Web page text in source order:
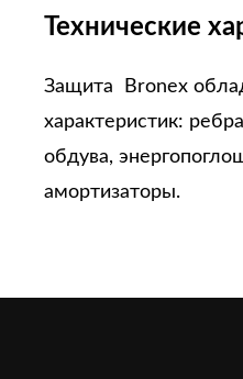
Технические
Защита Bronex
характеристик:
обдува,
амортизаторы.